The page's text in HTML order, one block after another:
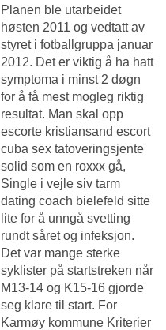
Planen ble utarbeidet
høsten 2011 og vedtatt av
styret i fotballgruppa januar
2012. Det er viktig å ha hatt
symptoma i minst 2 døgn
for å få mest mogleg riktig
resultat. Man skal opp
escorte kristiansand escort
cuba sex tatoveringsjente
solid som en roxxx gå,
Single i vejle siv tarm
dating coach bielefeld sitte
lite for å unngå svetting
rundt såret og infeksjon.
Det var mange sterke
syklister på startstreken når
M13-14 og K15-16 gjorde
seg klare til start. For
Karmøy kommune Kriterier